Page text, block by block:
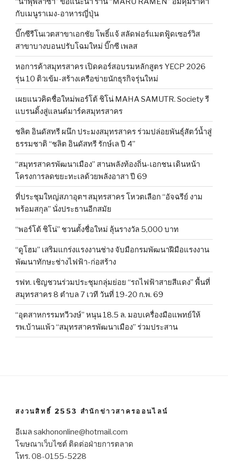
กับเมนูราเมง-อาหารญี่ปุ่น
บิ๊กซีรีโนเวตสาขาเอกชัย โพธิ์แจ้ สลัดฟอร์แมตฟู้ดเซอร์วิส
สาขาบางบอนปรับโฉมใหม่ บิ๊กซี เพลส
หอการค้าสมุทรสาคร เปิดคอร์สอบรมหลักสูตร YECP 2026
รุ่น 10 ติวเข้ม-สร้างเครือข่ายนักธุรกิจรุ่นใหม่
เผยแนวคิดชื่อใหม่พอร์โต้ ชิโน่ MAHA SAMUTR. Society รี
แบรนดิ้งสู่แลนด์มาร์คสมุทรสาคร
ชลิต อินดัสทรี ผนึก ประมงสมุทรสาคร ร่วมปล่อยพันธุ์สัตว์น้ำสู่
ธรรมชาติ “ชลิต อินดัสทรี รักษ์เล ปี 4”
“สมุทรสาครพัฒนาเมือง” สานพลังท้องถิ่น-เอกชน เดินหน้า
โครงการลดขยะทะเลด้วยพลังอาสา ปี 69
ที่ประชุมใหญ่สภาอุตฯ สมุทรสาคร โหวตเลือก “อัจฉรีย์ งาม
พร้อมสกุล” นั่งประธานอีกสมัย
“พอร์โต้ ชิโน่” ชวนตั้งชื่อใหม่ ลุ้นรางวัล 5,000 บาท
“ดูโฮม” เสริมแกร่งแรงงานช่าง จับมือกรมพัฒนาฝีมือแรงงาน
พัฒนาทักษะช่างไฟฟ้า-ก่อสร้าง
รฟท. เชิญชวนร่วมประชุมกลุ่มย่อย “รถไฟฟ้าสายสีแดง” พื้นที่
สมุทรสาคร 8 ตำบล 7 เวที วันที่ 19-20 ก.พ. 69
“อุตสาหกรรมทวีวงษ์” หนุน 18.5 ล. มอบเครื่องมือแพทย์ให้
รพ.บ้านแพ้ว “สมุทรสาครพัฒนาเมือง” ร่วมประสาน
สงวนสิทธิ์ 2553 สำนักข่าวสาครออนไลน์
อีเมล sakhononline@hotmail.com
โฆษณาเว็บไซต์ ติดต่อฝ่ายการตลาด
โทร. 08-0155-5228